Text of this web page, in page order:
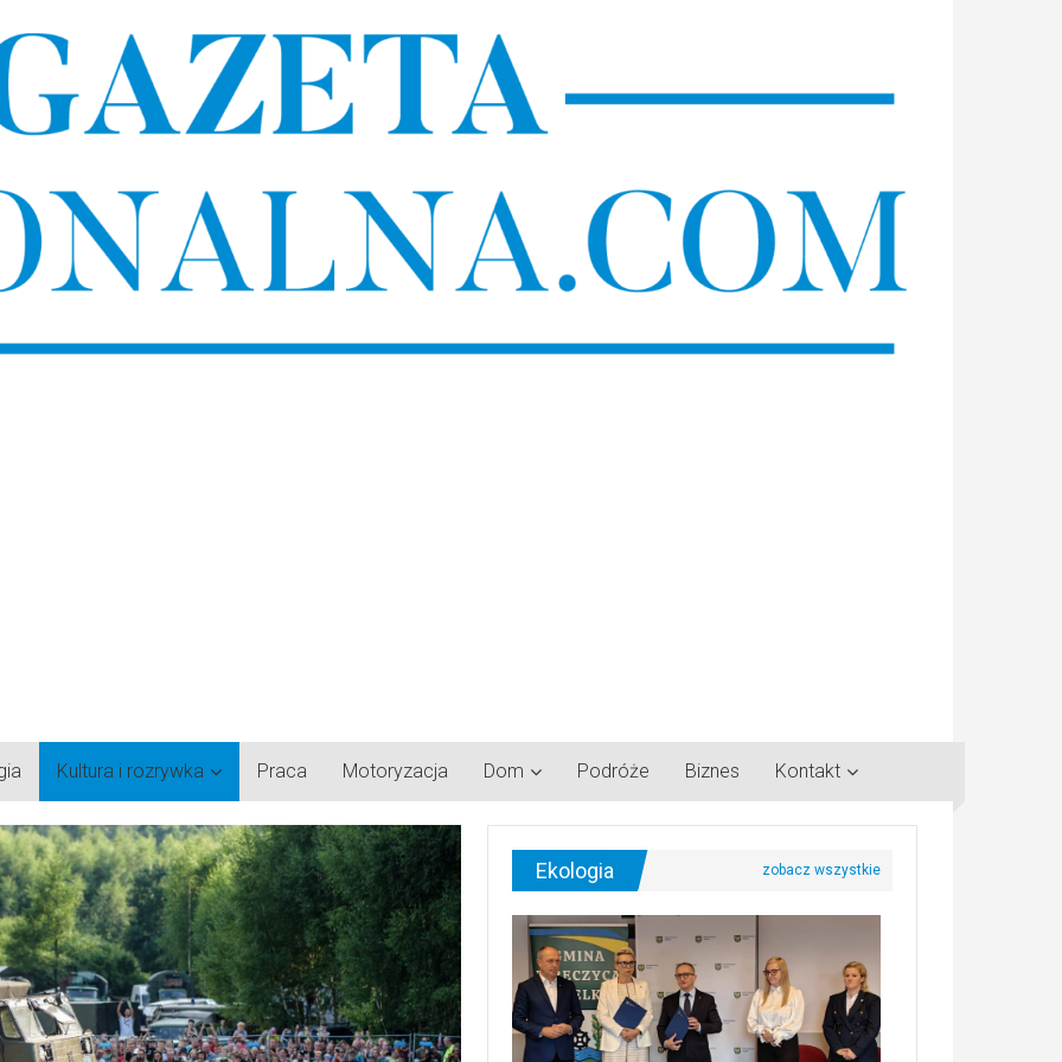
Kultura i rozrywka Praca Motoryzacja Dom Podróże Biznes Kontakt
Ekologia